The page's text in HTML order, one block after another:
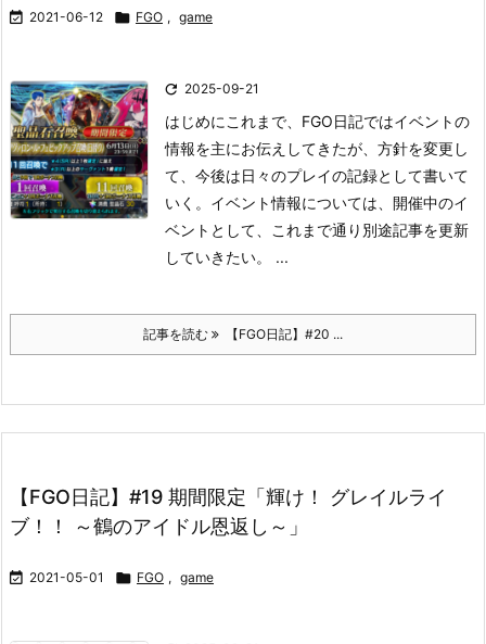
 2021-06-12  FGO , game
 2025-09-21
はじめに これまで、FGO日記ではイベントの
情報を主にお伝えしてきたが、方針を変更し
て、今後は日々のプレイの記録として書いて
いく。 イベント情報については、開催中のイ
ベントとして、これまで通り別途記事を更新
していきたい。 ...
記事を読む 【FGO日記】#20 ...
【FGO日記】#19 期間限定「輝け！ グレイルライ
ブ！！ ～鶴のアイドル恩返し～」
 2021-05-01  FGO , game